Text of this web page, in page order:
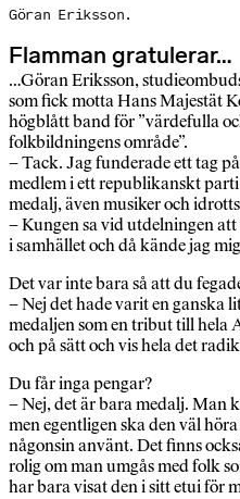
Göran Eriksson.
Flamman gratulerar…
…Göran Eriksson,
som fick motta Hans Majestät
högblått band för ”värdefulla
folkbildningens område”.
– Tack. Jag funderade ett tag
medlem i ett republikanskt
medalj, även musiker och
– Kungen sa vid utdelningen
i samhället och då kände jag
Det var inte bara så att du
– Nej det hade varit en ganska
medaljen som en tribut till hela
och på sätt och vis hela det
Du får inga pengar?
– Nej, det är bara medalj. Man
men egentligen ska den väl
någonsin använt. Det finns
rolig om man umgås med folk
har bara visat den i sitt etui för